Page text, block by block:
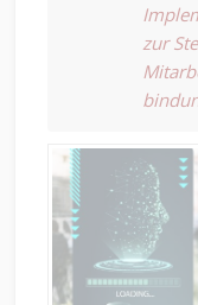
zur